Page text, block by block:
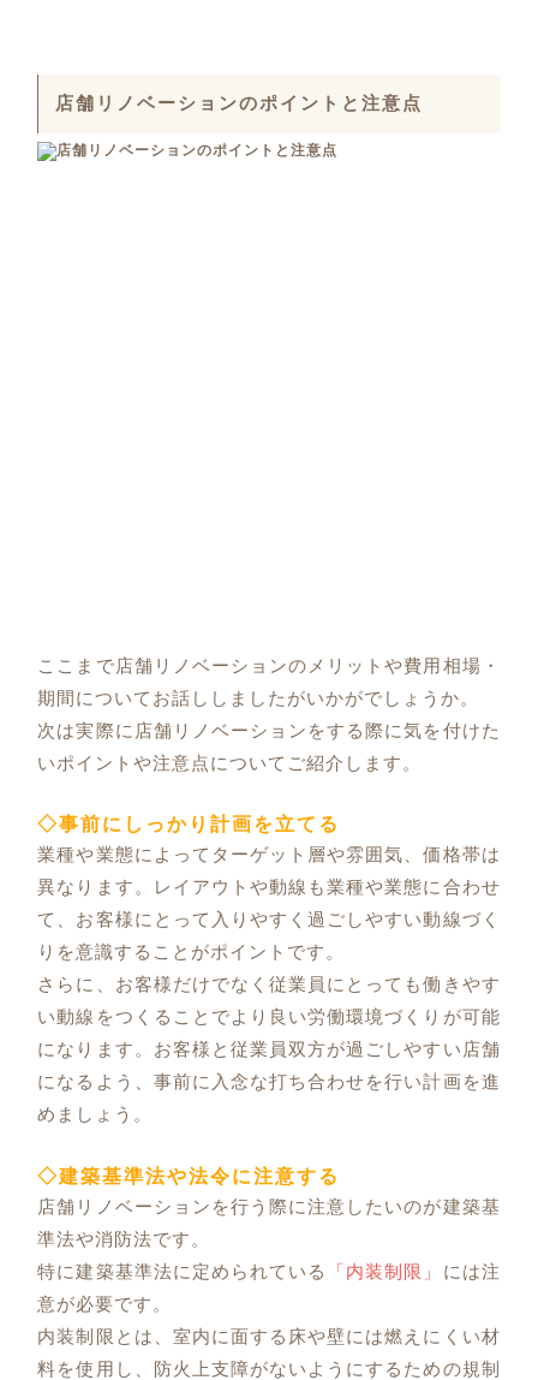
店舗リノベーションのポイントと注意点
ここまで店舗リノベーションのメリットや費用相場・
期間についてお話ししましたがいかがでしょうか。
次は実際に店舗リノベーションをする際に気を付けた
いポイントや注意点についてご紹介します。
◇事前にしっかり計画を立てる
業種や業態によってターゲット層や雰囲気、価格帯は
異なります。レイアウトや動線も業種や業態に合わせ
て、お客様にとって入りやすく過ごしやすい動線づく
りを意識することがポイントです。
さらに、お客様だけでなく従業員にとっても働きやす
い動線をつくることでより良い労働環境づくりが可能
になります。お客様と従業員双方が過ごしやすい店舗
になるよう、事前に入念な打ち合わせを行い計画を進
めましょう。
◇建築基準法や法令に注意する
店舗リノベーションを行う際に注意したいのが建築基
準法や消防法です。
特に建築基準法に定められている
「内装制限」 には注
意が必要です。
内装制限とは、室内に面する床や壁には燃えにくい材
料を使用し、防火上支障がないようにするための規制